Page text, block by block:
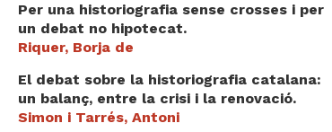
Per una historiografia sense crosses i per
un debat no hipotecat.
Riquer, Borja de
El debat sobre la historiografia catalana:
un balanç, entre la crisi i la renovació.
Simon i Tarrés, Antoni